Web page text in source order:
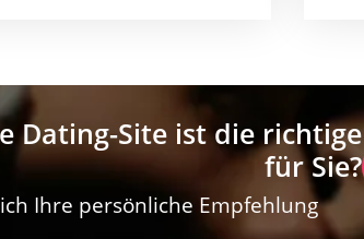
Dating-Site ist die richtige
für Sie?
Ihre persönliche Empfehlung